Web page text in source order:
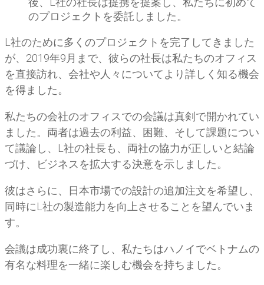
のプロジェクトを委託しました。
L社のために多くのプロジェクトを完了してきました
が、2019年9月まで、彼らの社長は私たちのオフィス
を直接訪れ、会社や人々についてより詳しく知る機会
を得ました。
私たちの会社のオフィスでの会議は真剣で開かれてい
ました。両者は過去の利益、困難、そして課題につい
て議論し、L社の社長も、両社の協力が正しいと結論
づけ、ビジネスを拡大する決意を示しました。
彼はさらに、日本市場での設計の追加注文を希望し、
同時にL社の製造能力を向上させることを望んでいま
す。
会議は成功裏に終了し、私たちはハノイでベトナムの
有名な料理を一緒に楽しむ機会を持ちました。